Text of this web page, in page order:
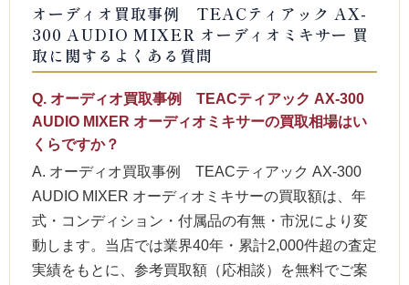
オーディオ買取事例 TEACティアック AX-
300 AUDIO MIXER オーディオミキサー 買
取に関するよくある質問
Q. オーディオ買取事例 TEACティアック AX-300
AUDIO MIXER オーディオミキサーの買取相場はい
くらですか？
A. オーディオ買取事例 TEACティアック AX-300
AUDIO MIXER オーディオミキサーの買取額は、年
式・コンディション・付属品の有無・市況により変
動します。当店では業界40年・累計2,000件超の査定
実績をもとに、参考買取額（応相談）を無料でご案